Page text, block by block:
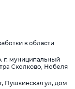
в области
г. муниципальный
Сколково, Нобеля
Пушкинская ул, дом